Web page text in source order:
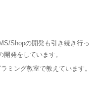
Shopの開発も引き続き行っ
発をしています。
ミング教室で教えています。